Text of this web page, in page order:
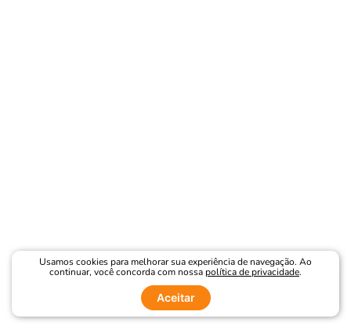
Usamos cookies para melhorar sua experiência de navegação. Ao
continuar, você concorda com nossapolítica de privacidade.
Aceitar